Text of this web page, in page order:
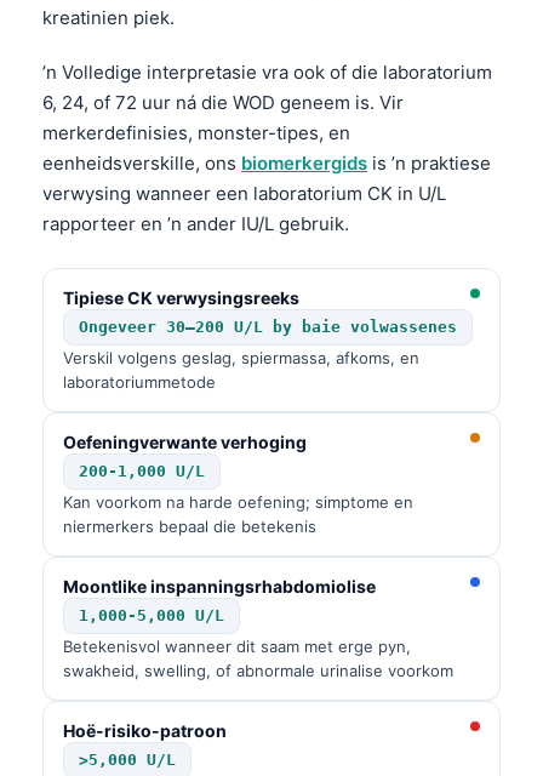
kreatinien piek.
’n Volledige interpretasie vra ook of die laboratorium
6, 24, of 72 uur ná die WOD geneem is. Vir
merkerdefinisies, monster-tipes, en
eenheidsverskille, ons biomerkergids is ’n praktiese
verwysing wanneer een laboratorium CK in U/L
rapporteer en ’n ander IU/L gebruik.
Tipiese CK verwysingsreeks
Ongeveer 30–200 U/L by baie volwassenes
Verskil volgens geslag, spiermassa, afkoms, en
laboratoriummetode
Oefeningverwante verhoging
200-1,000 U/L
Kan voorkom na harde oefening; simptome en
niermerkers bepaal die betekenis
Moontlike inspanningsrhabdomiolise
1,000-5,000 U/L
Betekenisvol wanneer dit saam met erge pyn,
swakheid, swelling, of abnormale urinalise voorkom
Hoë-risiko-patroon
>5,000 U/L